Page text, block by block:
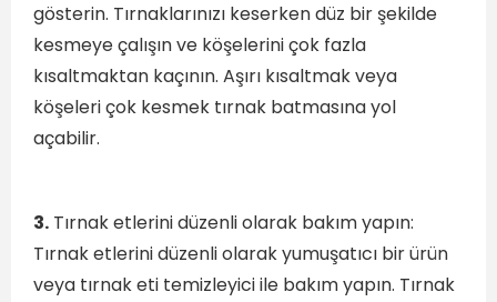
gösterin. Tırnaklarınızı keserken düz bir şekilde
kesmeye çalışın ve köşelerini çok fazla
kısaltmaktan kaçının. Aşırı kısaltmak veya
köşeleri çok kesmek tırnak batmasına yol
açabilir.
3. Tırnak etlerini düzenli olarak bakım yapın:
Tırnak etlerini düzenli olarak yumuşatıcı bir ürün
veya tırnak eti temizleyici ile bakım yapın. Tırnak